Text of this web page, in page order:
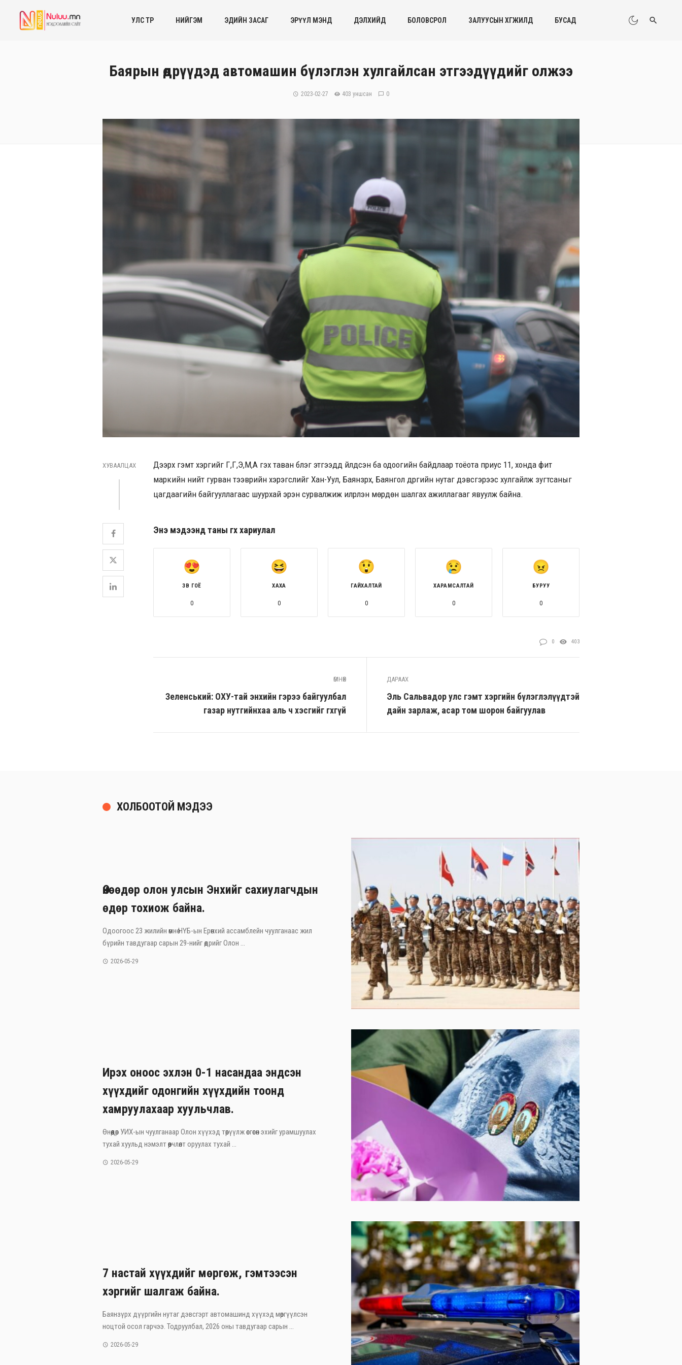
УЛС ТӨР НИЙГЭМ ЭДИЙН ЗАСАГ ЭРҮҮЛ МЭНД ДЭЛХИЙД БОЛОВСРОЛ ЗАЛУУСЫН ХӨГЖИЛД БУСАД
Баярын өдрүүдэд автомашин бүлэглэн хулгайлсан этгээдүүдийг олжээ
2023-02-27 403 уншсан 0
ХУВААЛЦАХ
Дээрх гэмт хэргийг Г,Г,Э,М,А гэх таван бүлэг этгээдүүд үйлдсэн ба одоогийн байдлаар тоёота приус 11, хонда фит
маркийн нийт гурван тээврийн хэрэгслийг Хан-Уул, Баянзүрх, Баянгол дүүргийн нутаг дэвсгэрээс хулгайлж зугтсаныг
цагдаагийн байгууллагаас шуурхай эрэн сурвалжиж илрүүлэн мөрдөн шалгах ажиллагааг явуулж байна.
Энэ мэдээнд таны өгөх хариулал
ЗӨВ ГОЁ
0
ХАХА
0
ГАЙХАЛТАЙ
0
ХАРАМСАЛТАЙ
0
БУРУУ
0
0 403
ӨМНӨХ
Зеленський: ОХУ-тай энхийн гэрээ байгуулбал
газар нутгийнхаа аль ч хэсгийг өгөхгүй
ДАРААХ
Эль Сальвадор улс гэмт хэргийн бүлэглэлүүдтэй
дайн зарлаж, асар том шорон байгуулав
ХОЛБООТОЙ МЭДЭЭ
Өнөөдөр олон улсын Энхийг сахиулагчдын
өдөр тохиож байна.
Одоогоос 23 жилийн өмнө НҮБ-ын Ерөнхий ассамблейн чуулганаас жил
бүрийн тавдугаар сарын 29-нийг өдрийг Олон ...
2026-05-29
Ирэх оноос эхлэн 0-1 насандаа эндсэн
хүүхдийг одонгийн хүүхдийн тоонд
хамруулахаар хуульчлав.
Өнөөдөр УИХ-ын чуулганаар Олон хүүхэд төрүүлж өсгөсөн эхийг урамшуулах
тухай хуульд нэмэлт өөрчлөлт оруулах тухай ...
2026-05-29
7 настай хүүхдийг мөргөж, гэмтээсэн
хэргийг шалгаж байна.
Баянзүрх дүүргийн нутаг дэвсгэрт автомашинд хүүхэд мөргүүлсэн
ноцтой осол гарчээ. Тодруулбал, 2026 оны тавдугаар сарын ...
2026-05-29